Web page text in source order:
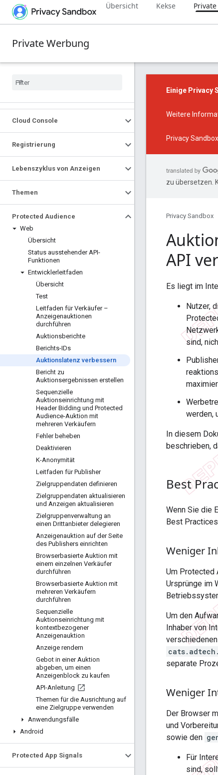
Übersicht Kekse
Private Werbung
Cloud Console
Registrierung
Lebenszyklus von Anzeigen
Themen
Protected Audience
Web
Übersicht
Status ausstehender API-
Funktionen
Entwicklerleitfaden
Übersicht
Test
Leitfaden für Verkäufer –
Anzeigenauktionen
durchführen
Auktionsberichte
Berichts-IDs
Auktionslatenz verbessern
Bericht zu
Auktionsergebnissen erstellen
Sequenzielle
Auktionseinrichtung mit
Header Bidding und Protected
Audience-Auktion mit
mehreren Verkäufern
Fehler beheben
Deaktivieren
K-Anonymität
Leitfaden für Publisher
Zielgruppendaten definieren
Zielgruppendaten aktualisieren
und Anzeigen aktualisieren
Zielgruppenverwaltung an
einen Drittanbieter delegieren
Anzeigenauktion auf der Seite
des Publishers einrichten
Browserbasierte Auktion mit
einem einzelnen Verkäufer
durchführen
Browserbasierte Auktion mit
mehreren Verkäufern
durchführen
Sequenzielle
Auktionseinrichtung mit
kontextbezogener
Anzeigenauktion
Anzeige rendern
Gebot in einer Auktion
abgeben, um einen
Anzeigenblock zu kaufen
API-Anleitung
Themen für die Ausrichtung auf
eine Zielgruppe verwenden
Anwendungsfälle
Android
Protected App Signals
Einige Privacy
Weitere
Privacy
zu übersetzen.
Privacy Sandbox
API
Es liegt im
Nutzer,
sind,
werden,
In diesem
beschrieben,
Best
Wenn Sie die
Best
Weniger
Um Protected
Ursprünge im
Um den
Inhaber von
separate
Weniger
Der Browser
und
sowie den
Für
sind,